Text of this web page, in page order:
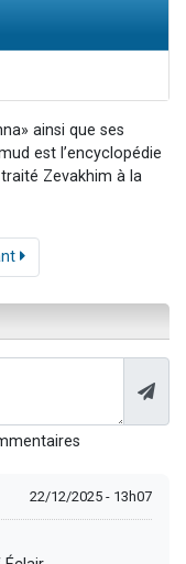
ainsi que ses
est l’encyclopédie
Zevakhim à la
22/12/2025 - 13h07